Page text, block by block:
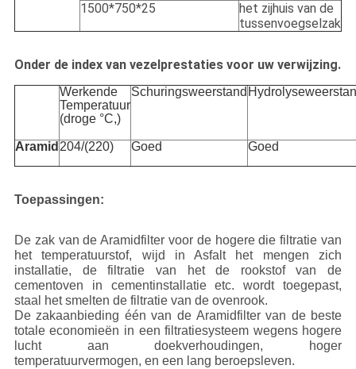
1500*750*25
het zijhuis van de
tussenvoegselzak
Onder de index van vezelprestaties voor uw verwijzing.
Werkende
Temperatuur
(droge °C,)
Schuringsweerstand
Aramid 204/(220) Goed Goed
Toepassingen:
De zak van de Aramidfilter voor de hogere die filtratie van
het temperatuurstof, wijd in Asfalt het mengen zich
installatie, de filtratie van het de rookstof van de
cementoven in cementinstallatie etc. wordt toegepast,
staal het smelten de filtratie van de ovenrook.
De zakaanbieding één van de Aramidfilter van de beste
totale economieën in een filtratiesysteem wegens hogere
lucht aan doekverhoudingen, hoger
temperatuurvermogen, en een lang beroepsleven.